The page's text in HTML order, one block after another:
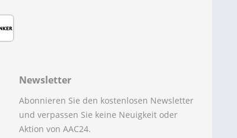
Newsletter
Abonnieren Sie den kostenlosen Newsletter
und verpassen Sie keine Neuigkeit oder
Aktion von AAC24.